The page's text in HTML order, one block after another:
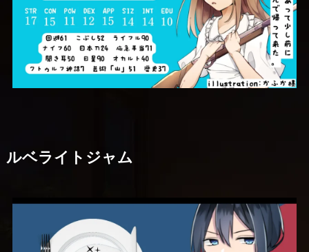
ルベライトジャム